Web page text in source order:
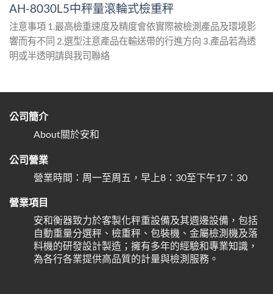
AH-8030L5中秤量滾輪式檢重秤
注意事項 1.最高檢重速度及精度會依實際被檢測產品及環境影
響而有不同 2.選型注意產品在輸送帶的行進方向 3.產品若為透
明或半透明請與我司聯絡
公司簡介
About關於安和
公司營業
營業時間：周一至周五，早上8：30至下午17：30
營業項目
安和衡器致力於客製化秤重設備及其週邊設備，包括
自動重量分選秤、檢重秤、包裝機、金屬檢測機及落
料機的研發設計製造；擁有多年的經驗和專業知識，
為各行各業提供高品質的計量與檢測服務。